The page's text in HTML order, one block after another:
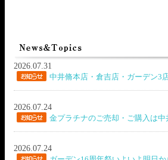
2026.07.31
中井脩本店・倉吉店・ガーデン3
2026.07.24
金プラチナのご売却・ご購入は中
2026.07.24